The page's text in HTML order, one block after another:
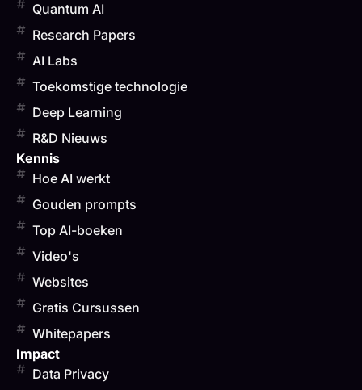
Quantum AI
Research Papers
AI Labs
Toekomstige technologie
Deep Learning
R&D Nieuws
Kennis
Hoe AI werkt
Gouden prompts
Top AI-boeken
Video's
Websites
Gratis Cursussen
Whitepapers
Impact
Data Privacy